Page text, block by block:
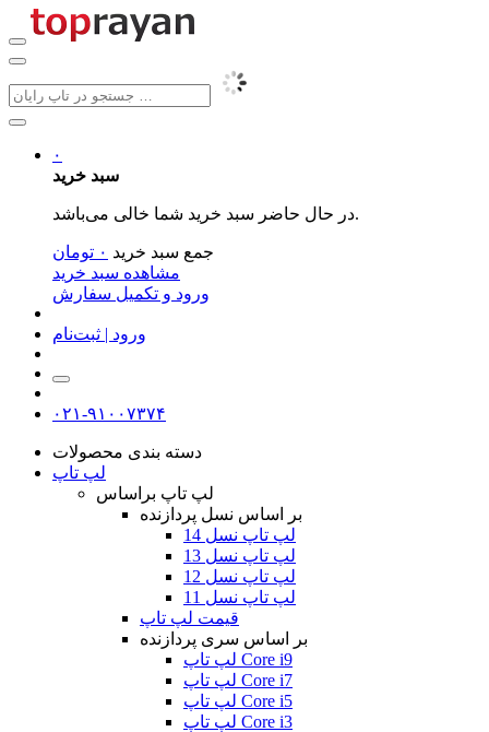
۰
سبد خرید
در حال حاضر سبد خرید شما خالی می‌باشد.
جمع سبد خرید ۰ تومان
مشاهده سبد خرید
ورود و تکمیل سفارش
ورود | ثبت‌نام
۰۲۱-۹۱۰۰۷۳۷۴
دسته بندی محصولات
لپ تاپ
لپ تاپ براساس
بر اساس نسل پردازنده
لپ تاپ نسل 14
لپ تاپ نسل 13
لپ تاپ نسل 12
لپ تاپ نسل 11
قیمت لپ تاپ
بر اساس سری پردازنده
لپ تاپ Core i9
لپ تاپ Core i7
لپ تاپ Core i5
لپ تاپ Core i3